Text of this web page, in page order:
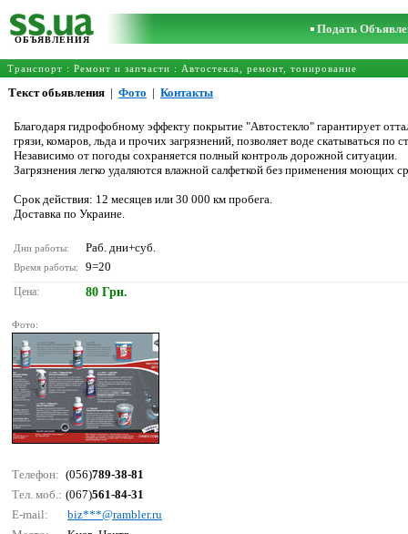
ОБЪЯВЛЕНИЯ
Подать
Транспорт : Ремонт и запчасти : Автостекла, ремонт, тонирование
Текст обьявления | Фото | Контакты
Благодаря гидрофобному эффекту покрытие "Автостекло" гарантирует
грязи, комаров, льда и прочих загрязнений, позволяет воде скатываться
Независимо от погоды сохраняется полный контроль дорожной ситуации.
Загрязнения легко удаляются влажной салфеткой без применения моющих
Срок действия: 12 месяцев или 30 000 км пробега.
Доставка по Украине.
Дни работы: Раб. дни+суб.
Время работы: 9=20
Цена: 80 Грн.
Фото:
Телефон: (056)789-38-81
Тел. моб.: (067)561-84-31
E-mail:
biz***@rаmblеr.ru